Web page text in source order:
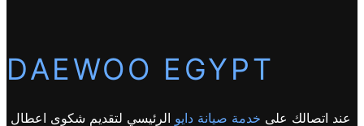
DAEWOO EGYPT
عند اتصالك على خدمة صيانة دايو الرئيسي لتقديم شكوى اعطال